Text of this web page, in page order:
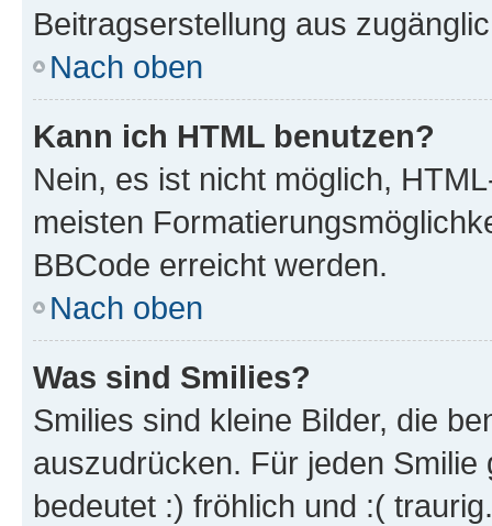
Beitragserstellung aus
Nach oben
Kann ich HTML benutzen?
Nein, es ist nicht möglich,
meisten
BBCode erreicht werden.
Nach oben
Was sind Smilies?
Smilies sind kleine Bilder, die
auszudrücken. Für jeden
bedeutet :) fröhlich und :(